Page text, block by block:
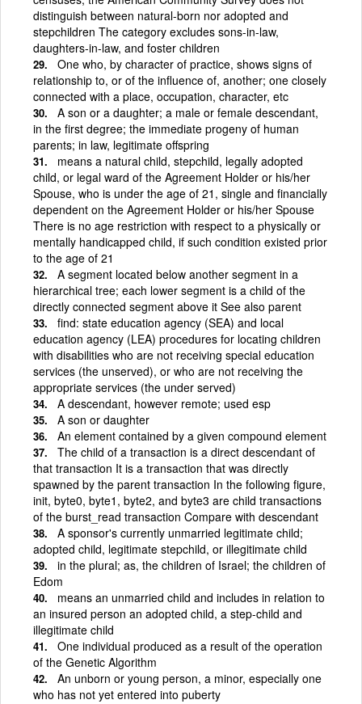
distinguish between natural-born nor adopted and
stepchildren The category excludes sons-in-law,
daughters-in-law, and foster children
One who, by character of practice, shows signs of
relationship to, or of the influence of, another; one closely
connected with a place, occupation, character, etc
A son or a daughter; a male or female descendant,
in the first degree; the immediate progeny of human
parents; in law, legitimate offspring
means a natural child, stepchild, legally adopted
child, or legal ward of the Agreement Holder or his/her
Spouse, who is under the age of 21, single and financially
dependent on the Agreement Holder or his/her Spouse
There is no age restriction with respect to a physically or
mentally handicapped child, if such condition existed prior
to the age of 21
A segment located below another segment in a
hierarchical tree; each lower segment is a child of the
directly connected segment above it See also parent
find: state education agency (SEA) and local
education agency (LEA) procedures for locating children
with disabilities who are not receiving special education
services (the unserved), or who are not receiving the
appropriate services (the under served)
A descendant, however remote; used esp
A son or daughter
An element contained by a given compound element
The child of a transaction is a direct descendant of
that transaction It is a transaction that was directly
spawned by the parent transaction In the following figure,
init, byte0, byte1, byte2, and byte3 are child transactions
of the burst_read transaction Compare with descendant
A sponsor's currently unmarried legitimate child;
adopted child, legitimate stepchild, or illegitimate child
in the plural; as, the children of Israel; the children of
Edom
means an unmarried child and includes in relation to
an insured person an adopted child, a step-child and
illegitimate child
One individual produced as a result of the operation
of the Genetic Algorithm
An unborn or young person, a minor, especially one
who has not yet entered into puberty